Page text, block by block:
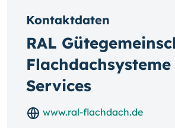
Kontaktdaten
RAL
Services
www.ral-flachdach.de